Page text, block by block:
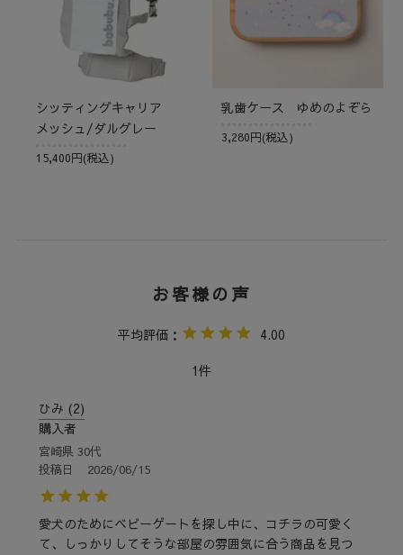
シッティングキャリア
メッシュ/ダルグレー
15,400円(税込)
乳歯ケース ゆめのよぞら
3,280円(税込)
4.00
1
ひみ 2
購入者
宮崎県 30代
投稿日
2026/06/15
愛犬のためにベビーゲートを探し中に、コチラの可愛く
て、しっかりしてそうな部屋の雰囲気に合う商品を見つ